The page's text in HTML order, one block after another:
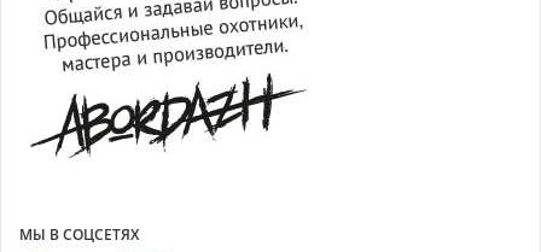
МЫ В СОЦСЕТЯХ